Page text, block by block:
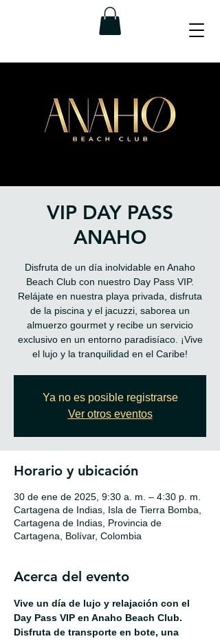
VIP DAY PASS
ANAHO
Disfruta de un día inolvidable en Anaho
Beach Club con nuestro Day Pass VIP.
Relájate en nuestra playa privada, disfruta
de la piscina y el jacuzzi, saborea un
almuerzo gourmet y recibe un servicio
exclusivo en un entorno paradisíaco. ¡Vive
el lujo y la tranquilidad en el Caribe!
Ya no es posible registrarse
Ver otros eventos
Horario y ubicación
30 de ene de 2025, 9:30 a. m. – 4:30 p. m.
Cartagena de Indias, Isla de Tierra Bomba,
Cartagena de Indias, Provincia de
Cartagena, Bolívar, Colombia
Acerca del evento
Vive un día de lujo y relajación con el
Day Pass VIP en Anaho Beach Club.
Disfruta de transporte en bote, una